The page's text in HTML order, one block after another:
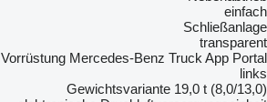
einfach
Schließanlage
transparent
Vorrüstung Mercedes-Benz Truck App Portal
links
Gewichtsvariante 19,0 t (8,0/13,0)